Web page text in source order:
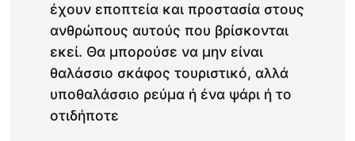
έχουν εποπτεία και προστασία στους
ανθρώπους αυτούς που βρίσκονται
εκεί. Θα μπορούσε να μην είναι
θαλάσσιο σκάφος τουριστικό, αλλά
υποθαλάσσιο ρεύμα ή ένα ψάρι ή το
οτιδήποτε